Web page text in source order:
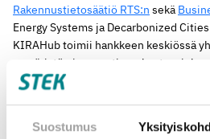
Suostumus
Rakennustietosäätiö RTS:n sekä
Energy Systems ja Decarbonized
KIRAHub toimii hankkeen keskiössä
ympäristön innovaatioverkostoa,
yrityksiä ja julkisia toimijoita.
Selvityshankkeen